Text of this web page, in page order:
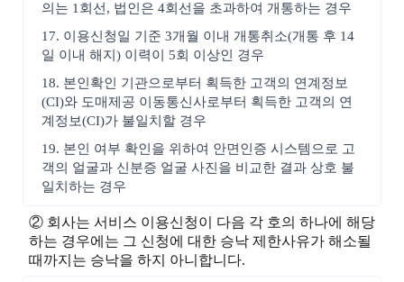
의는 1회선, 법인은 4회선을 초과하여 개통하는 경우
17. 이용신청일 기준 3개월 이내 개통취소(개통 후 14
일 이내 해지) 이력이 5회 이상인 경우
18. 본인확인 기관으로부터 획득한 고객의 연계정보
(CI)와 도매제공 이동통신사로부터 획득한 고객의 연
계정보(CI)가 불일치할 경우
19. 본인 여부 확인을 위하여 안면인증 시스템으로 고
객의 얼굴과 신분증 얼굴 사진을 비교한 결과 상호 불
일치하는 경우
② 회사는 서비스 이용신청이 다음 각 호의 하나에 해당
하는 경우에는 그 신청에 대한 승낙 제한사유가 해소될
때까지는 승낙을 하지 아니합니다.